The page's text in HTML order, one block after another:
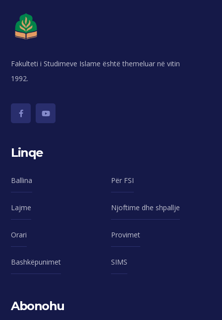
Fakulteti i Studimeve Islame është themeluar në vitin
1992.
Linqe
Ballina Për FSI
Lajme Njoftime dhe shpallje
Orari Provimet
Bashkëpunimet SIMS
Abonohu